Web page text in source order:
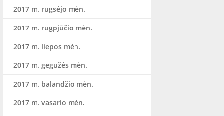
2017 m. rugsėjo mėn.
2017 m. rugpjūčio mėn.
2017 m. liepos mėn.
2017 m. gegužės mėn.
2017 m. balandžio mėn.
2017 m. vasario mėn.